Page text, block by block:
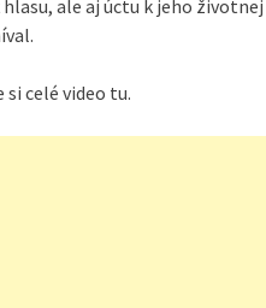
hlasu, ale aj úctu k jeho
celé video tu.